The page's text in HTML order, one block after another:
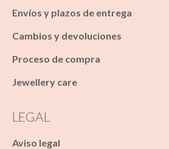
Envíos y plazos de entrega
Cambios y devoluciones
Proceso de compra
Jewellery care
LEGAL
Aviso legal